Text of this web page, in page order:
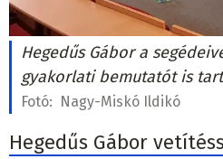
Hegedűs Gábor a
gyakorlati bemutatót is
Fotó: Nagy-Miskó Ildikó
Hegedűs Gábor